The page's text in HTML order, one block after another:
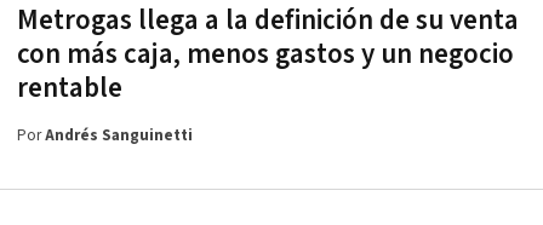
Metrogas llega a la definición de su venta
con más caja, menos gastos y un negocio
rentable
PorAndrés Sanguinetti